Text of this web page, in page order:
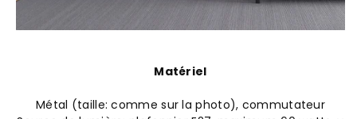
Matériel
Métal (taille: comme sur la photo), commutateur